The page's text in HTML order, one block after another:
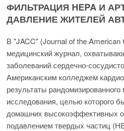
ФИЛЬТРАЦИЯ HEPA И
ДАВЛЕНИЕ ЖИТЕЛЕЙ
В "JACC" (Journal of the
медицинский журнал,
заболеваний сердечно-
Американским колледжем
результаты рандомизированного
исследования, целью которого
домашних высокоэффективных
подавлением твердых частиц